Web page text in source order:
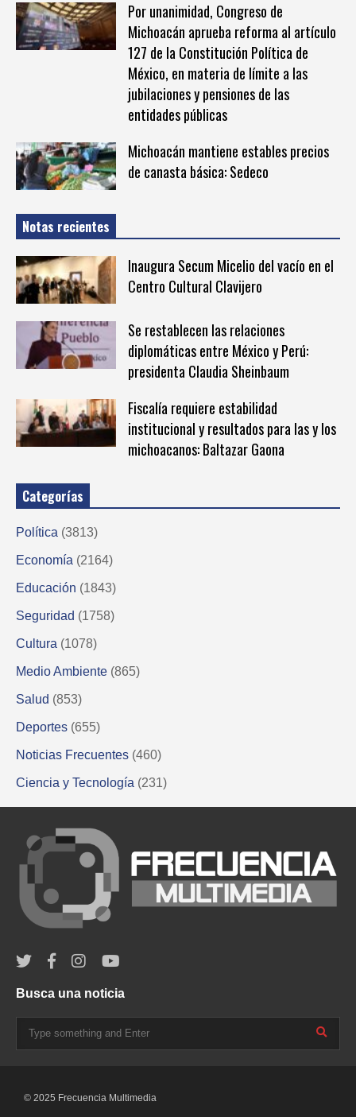
Por unanimidad, Congreso de
Michoacán aprueba reforma al artículo
127 de la Constitución Política de
México, en materia de límite a las
jubilaciones y pensiones de las
entidades públicas
Michoacán mantiene estables precios
de canasta básica: Sedeco
Notas recientes
Inaugura Secum Micelio del vacío en el
Centro Cultural Clavijero
Se restablecen las relaciones
diplomáticas entre México y Perú:
presidenta Claudia Sheinbaum
Fiscalía requiere estabilidad
institucional y resultados para las y los
michoacanos: Baltazar Gaona
Categorías
Política (3813)
Economía (2164)
Educación (1843)
Seguridad (1758)
Cultura (1078)
Medio Ambiente (865)
Salud (853)
Deportes (655)
Noticias Frecuentes (460)
Ciencia y Tecnología (231)
Busca una noticia
© 2025 Frecuencia Multimedia